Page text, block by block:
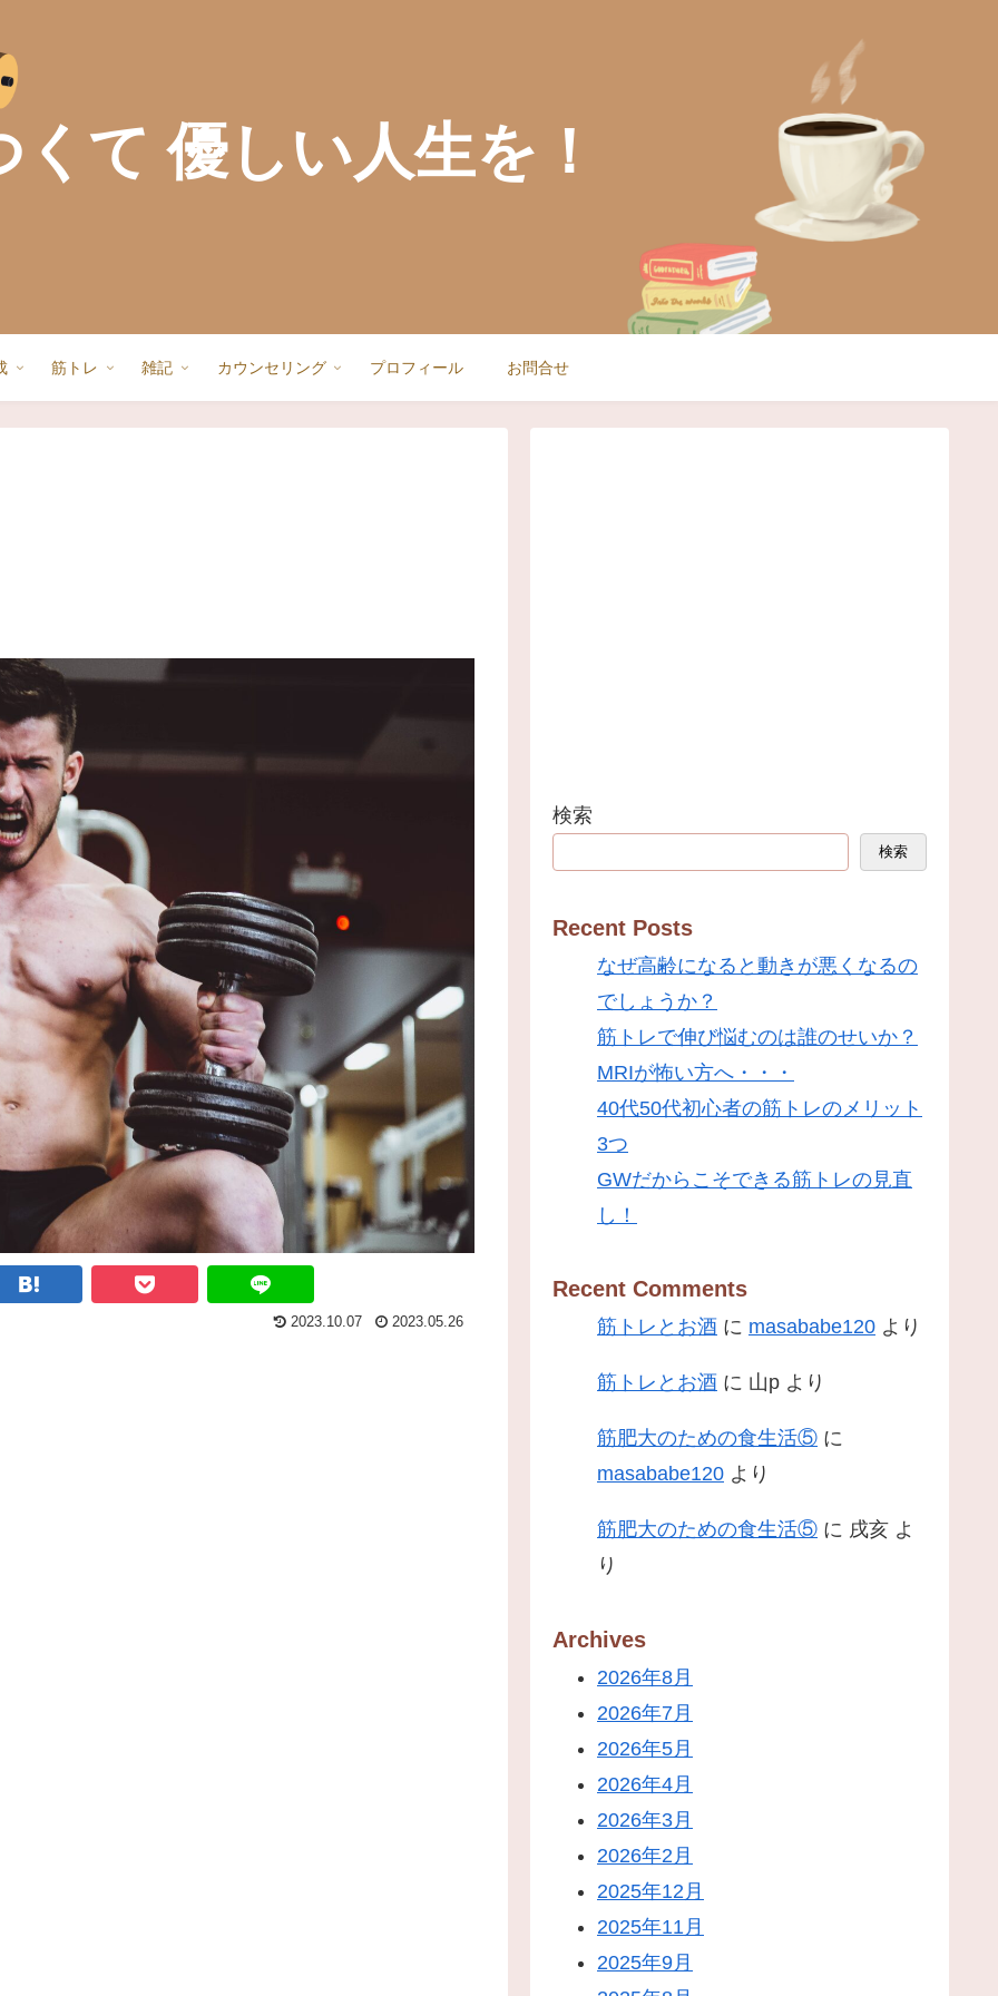
くて 優しい人生を！
筋トレ 雑記 カウンセリング プロフィール お問合せ
2023.10.07 2023.05.26
検索
検索
Recent Posts
なぜ高齢になると動きが悪くなるの
でしょうか？
筋トレで伸び悩むのは誰のせいか？
MRIが怖い方へ・・・
40代50代初心者の筋トレのメリット
3つ
GWだからこそできる筋トレの見直
し！
Recent Comments
筋トレとお酒 に masababe120 より
筋トレとお酒 に 山p より
筋肥大のための食生活⑤ に
masababe120 より
筋肥大のための食生活⑤ に 戌亥 よ
り
Archives
2026年8月
2026年7月
2026年5月
2026年4月
2026年3月
2026年2月
2025年12月
2025年11月
2025年9月